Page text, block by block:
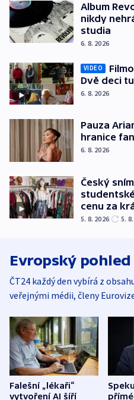
Album
nikdy
studia
6. 8. 2026
VIDEO
Dvě deci
6. 8. 2026
Pauza
hranice
6. 8. 2026
Český
cenu za
5. 8. 2026 5.
Evropský pohled
ČT24 každý den vybírá z
veřejnými médii, členy
Falešní „lékaři“
vytvoření AI šíří